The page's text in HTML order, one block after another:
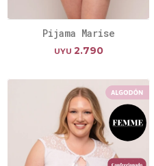
Pijama Marise
UYU 2.790